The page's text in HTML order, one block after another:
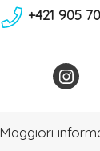
+421 905
Maggiori